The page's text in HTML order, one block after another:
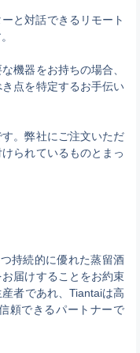
と対話できるリモート
機器をお持ちの場合、
点を特定するお手伝い
。弊社にご注文いただ
られているものとまっ
持続的に優れた蒸留酒
届けすることをお約束
者であれ、Tiantaiは高
頼できるパートナーで